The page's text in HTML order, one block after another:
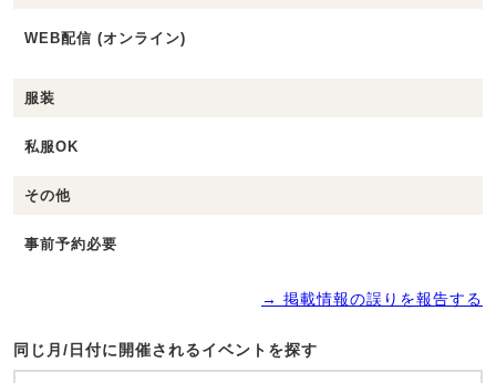
WEB配信 (オンライン)
服装
私服OK
その他
事前予約必要
→ 掲載情報の誤りを報告する
同じ月/日付に開催されるイベントを探す